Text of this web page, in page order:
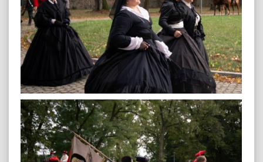
plenerowa-2